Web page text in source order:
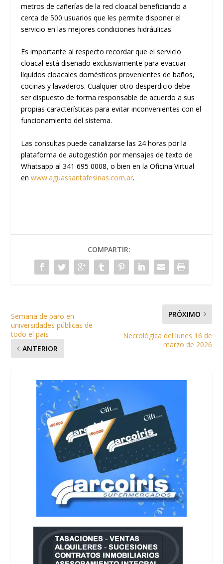
metros de cañerías de la red cloacal beneficiando a
cerca de 500 usuarios que les permite disponer el
servicio en las mejores condiciones hidráulicas.
Es importante al respecto recordar que el servicio
cloacal está diseñado exclusivamente para evacuar
líquidos cloacales domésticos provenientes de baños,
cocinas y lavaderos. Cualquier otro desperdicio debe
ser dispuesto de forma responsable de acuerdo a sus
propias características para evitar inconvenientes con el
funcionamiento del sistema.
Las consultas puede canalizarse las 24 horas por la
plataforma de autogestión por mensajes de texto de
Whatsapp al 341 695 0008, o bien en la Oficina Virtual
enwww.aguassantafesinas.com.ar.
COMPARTIR:
Semana de paro en
universidades públicas de
todo el país
ANTERIOR
PRÓXIMO
Necrológica del lunes 16 de
marzo de 2026